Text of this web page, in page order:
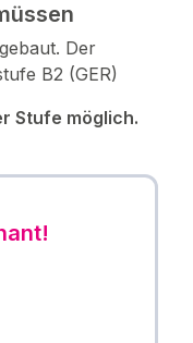
Der
B2 (GER)
Stufe möglich.